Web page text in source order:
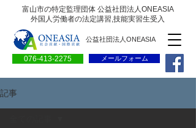
富山市の特定監理団体 公益社団法人ONEASIA
外国人労働者の法定講習,技能実習生受入
076-413-2275
公益社団法人ONEASIA
メールフォーム
記事